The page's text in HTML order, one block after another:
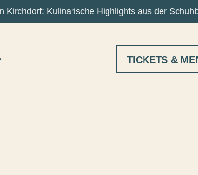
Kirchdorf: Kulinarische Highlights aus der
TICKETS &